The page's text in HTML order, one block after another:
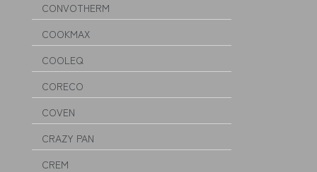
CONVOTHERM
COOKMAX
COOLEQ
CORECO
COVEN
CRAZY PAN
CREM